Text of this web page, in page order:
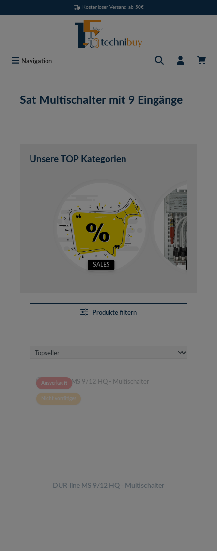
Kostenloser Versand ab 50€
Navigation
Sat Multischalter mit 9 Eingänge
Unsere TOP Kategorien
SALES
Produkte filtern
Ausverkauft
Nicht vorrätiges
DUR-line MS 9/12 HQ - Multischalter